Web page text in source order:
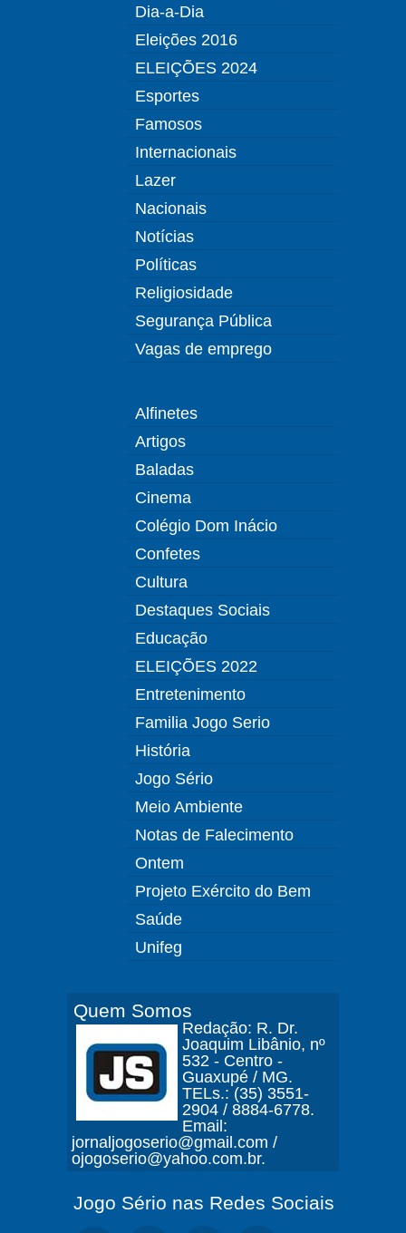
Dia-a-Dia
Eleições 2016
ELEIÇÕES 2024
Esportes
Famosos
Internacionais
Lazer
Nacionais
Notícias
Políticas
Religiosidade
Segurança Pública
Vagas de emprego
Alfinetes
Artigos
Baladas
Cinema
Colégio Dom Inácio
Confetes
Cultura
Destaques Sociais
Educação
ELEIÇÕES 2022
Entretenimento
Familia Jogo Serio
História
Jogo Sério
Meio Ambiente
Notas de Falecimento
Ontem
Projeto Exército do Bem
Saúde
Unifeg
Quem Somos
Redação: R. Dr.
Joaquim Libânio, nº
532 - Centro -
Guaxupé / MG.
TELs.: (35) 3551-
2904 / 8884-6778.
Email:
jornaljogoserio@gmail.com /
ojogoserio@yahoo.com.br.
Jogo Sério nas Redes Sociais